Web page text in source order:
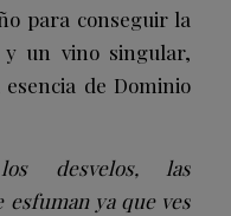
para conseguir la
un vino singular,
de Dominio
desvelos, las
ya que ves